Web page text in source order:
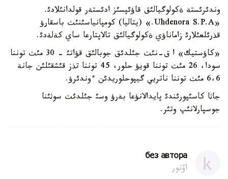
وندئرئستة ةكولوگيالئق قاؤئپسئز ادئستةر قولدانئلادئ.
«Uhdenora S.P.A.» (يتاليا) كومپانياسئنئث باسقارؤ
قذرئلعئلارئ زاماناؤي ةكولوگيالئق تالاپتارعا ساي كةلةدئ.
«كاؤستيك» ا ق-نئث جئلدئق جوبالئق قؤاتئ - 30 مئث توننا
سودا، 26 مئث توننا قويؤ حلور، 45 توننا تذز قئشقئلئن جانة
6،6 مئث توننا ناتريي گيپوحلوريدئن ءوندئرؤ.
جاثا كاسئپورئندئ پايدالانؤعا بةرؤ وسئ جئلدئث سوثئنا
جوسپارلانئپ وتئر.
без автора
اۆتور